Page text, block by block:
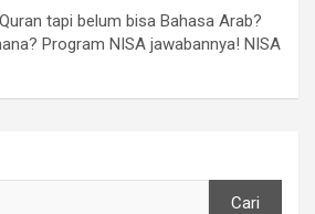
tapi belum bisa Bahasa Arab?
Program NISA jawabannya! NISA
Cari